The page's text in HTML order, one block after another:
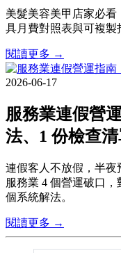
美髮美容美甲店家必看
具月費對照表與可複製
閱讀更多 →
2026-06-17
服務業連假營
法、1 份檢查
連假客人不放假，半
服務業 4 個營運破口
個系統解法。
閱讀更多 →